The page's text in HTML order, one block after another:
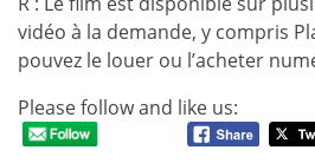
vidéo à la demande, y compris
pouvez le louer ou l’acheter
Please follow and like us: